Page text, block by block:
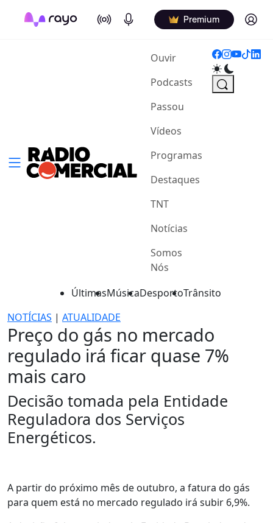
On Air Podcasts Premium Log in
Ouvir(current)
Podcasts
Passou
Vídeos
Programas
Destaques
TNT
Notícias
Somos
Nós
ÚltimasMúsicaDesportoTrânsito
NOTÍCIAS | ATUALIDADE
Preço do gás no mercado
regulado irá ficar quase 7%
mais caro
Decisão tomada pela Entidade
Reguladora dos Serviços
Energéticos.
A partir do próximo mês de outubro, a fatura do gás
para quem está no mercado regulado irá subir 6,9%.